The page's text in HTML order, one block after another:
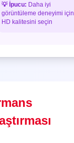
💡 İpucu: Daha iyi
görüntüleme deneyimi için
HD kalitesini seçin